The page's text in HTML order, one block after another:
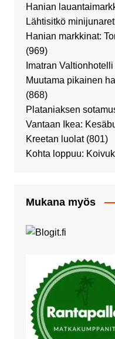
Hanian
Lähtisitkö
Hanian markkinat:
(969)
Imatran Valtionhotelli
Muutama pikainen
(868)
Plataniaksen
Vantaan Ikea:
Kreetan luolat (801)
Kohta loppuu:
Mukana myös